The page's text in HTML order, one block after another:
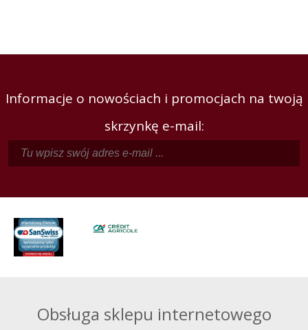
Informacje o nowościach i promocjach na twoją
skrzynkę e-mail:
Obsługa sklepu internetowego